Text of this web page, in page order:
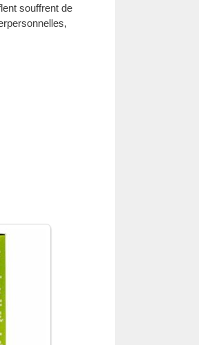
souffrent de